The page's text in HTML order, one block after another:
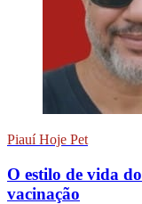
Piauí Hoje Pet
O estilo de vida
vacinação